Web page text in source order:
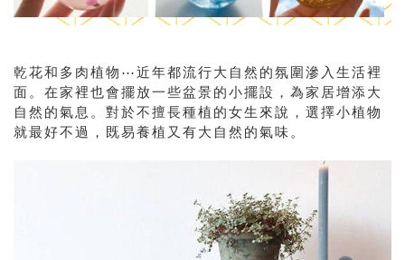
乾花和多肉植物⋯近年都流行大自然的氛圍滲入生活裡
面。在家裡也會擺放一些盆景的小擺設，為家居增添大
自然的氣息。對於不擅長種植的女生來說，選擇小植物
就最好不過，既易養植又有大自然的氣味。